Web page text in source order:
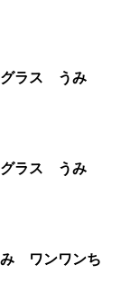
フロートグラス うみ
デザートグラス うみ
み ワンワンち